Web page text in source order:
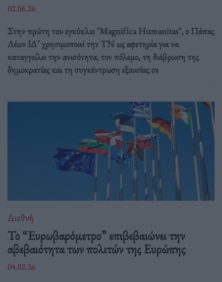
02.06.26
Στην πρώτη του εγκύκλιο "Magnifica Humanitas", ο Πάπας
Λέων ΙΔ’ χρησιμοποιεί την ΤΝ ως αφετηρία για να
καταγγείλει την ανισότητα, τον πόλεμο, τη διάβρωση της
δημοκρατίας και τη συγκέντρωση εξουσίας σε
Διεθνή
Το “Ευρωβαρόμετρο” επιβεβαιώνει την
αβεβαιότητα των πολιτών της Ευρώπης
04.02.26